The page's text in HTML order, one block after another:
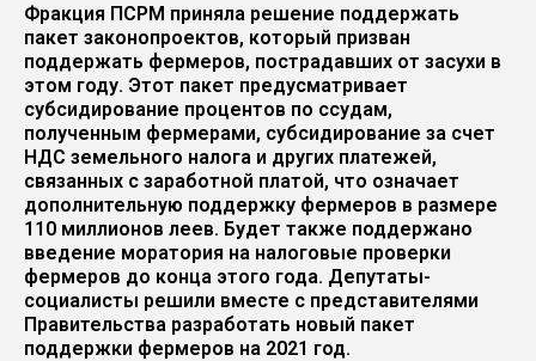
Фракция ПСРМ приняла решение поддержать
пакет законопроектов, который призван
поддержать фермеров, пострадавших от засухи в
этом году. Этот пакет предусматривает
субсидирование процентов по ссудам,
полученным фермерами, субсидирование за счет
НДС земельного налога и других платежей,
связанных с заработной платой, что означает
дополнительную поддержку фермеров в размере
110 миллионов леев. Будет также поддержано
введение моратория на налоговые проверки
фермеров до конца этого года. Депутаты-
социалисты решили вместе с представителями
Правительства разработать новый пакет
поддержки фермеров на 2021 год.